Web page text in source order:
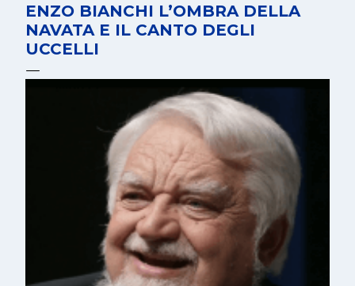
ENZO BIANCHI L’OMBRA DELLA
NAVATA E IL CANTO DEGLI
UCCELLI